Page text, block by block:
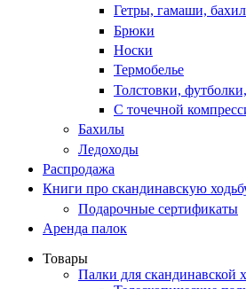
Гетры, гамаши,
Брюки
Носки
Термобелье
Толстовки,
С точечной
Бахилы
Ледоходы
Распродажа
Книги про скандинавскую
Подарочные сертификаты
Аренда палок
Товары
Палки для скандинавской